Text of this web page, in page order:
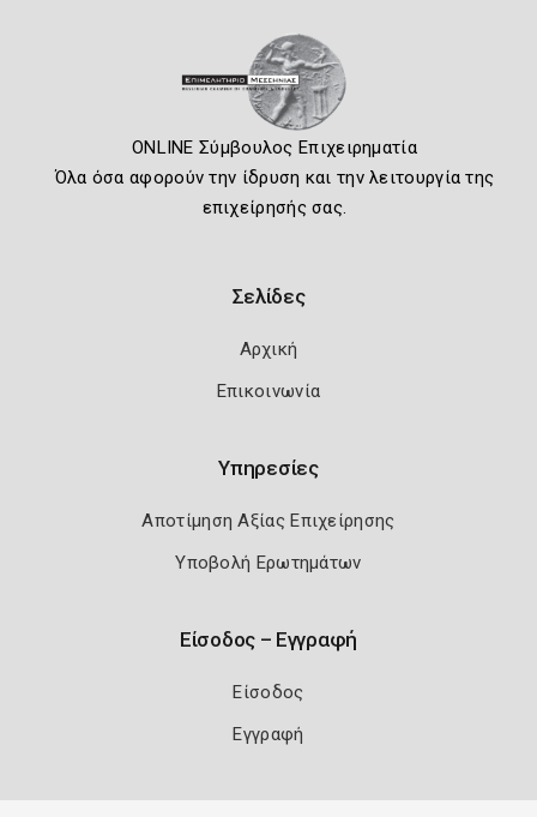
ONLINE Σύμβουλος Επιχειρηματία
Όλα όσα αφορούν την ίδρυση και την λειτουργία της
επιχείρησής σας.
Σελίδες
Αρχική
Επικοινωνία
Υπηρεσίες
Αποτίμηση Αξίας Επιχείρησης
Υποβολή Ερωτημάτων
Είσοδος – Εγγραφή
Είσοδος
Εγγραφή